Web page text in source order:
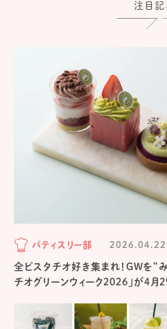
注目記
パティスリー部 2026.04.22
全ピスタチオ好き集まれ！GWを“
チオグリーンウィーク2026」が4月